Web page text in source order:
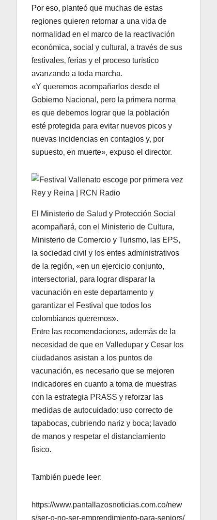
Por eso, planteó que muchas de estas
regiones quieren retornar a una vida de
normalidad en el marco de la reactivación
económica, social y cultural, a través de sus
festivales, ferias y el proceso turístico
avanzando a toda marcha.
«Y queremos acompañarlos desde el
Gobierno Nacional, pero la primera norma
es que debemos lograr que la población
esté protegida para evitar nuevos picos y
nuevas incidencias en contagios y, por
supuesto, en muerte», expuso el director.
El Ministerio de Salud y Protección Social
acompañará, con el Ministerio de Cultura,
Ministerio de Comercio y Turismo, las EPS,
la sociedad civil y los entes administrativos
de la región, «en un ejercicio conjunto,
intersectorial, para lograr disparar la
vacunación en este departamento y
garantizar el Festival que todos los
colombianos queremos».
Entre las recomendaciones, además de la
necesidad de que en Valledupar y Cesar los
ciudadanos asistan a los puntos de
vacunación, es necesario que se mejoren
indicadores en cuanto a toma de muestras
con la estrategia PRASS y reforzar las
medidas de autocuidado: uso correcto de
tapabocas, cubriendo nariz y boca; lavado
de manos y respetar el distanciamiento
físico.
También puede leer:
https://www.pantallazosnoticias.com.co/new
s/ser-o-no-ser-emprendimiento-para-seniors/